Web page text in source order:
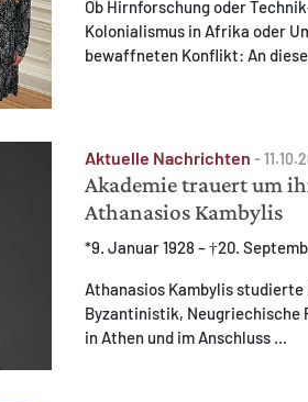
Ob Hirnforschung oder
Kolonialismus in Afrika oder
bewaffneten Konflikt: An
Aktuelle Nachrichten -
Akademie trauert um
Athanasios Kambylis
*9. Januar 1928 – †20.
Athanasios Kambylis
Byzantinistik, Neugriechische
in Athen und im Anschluss ...